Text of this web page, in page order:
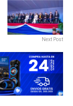
Next Post